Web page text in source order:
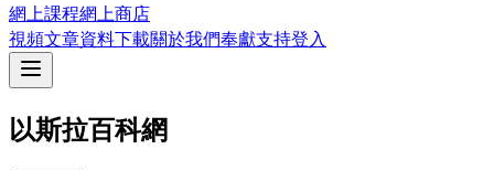
網上課程網上商店
視頻文章資料下載關於我們奉獻支持登入
以斯拉百科網